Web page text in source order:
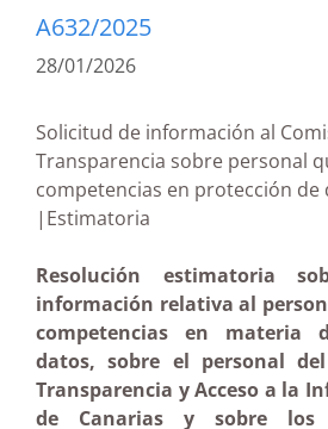
A632/2025
28/01/2026
Solicitud de información al
Transparencia sobre personal
competencias en protección de
|Estimatoria
Resolución estimatoria
información relativa al
competencias en materia
datos, sobre el personal
Transparencia y Acceso a la
de Canarias y sobre los